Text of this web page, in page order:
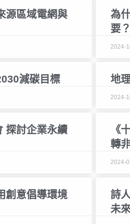
源區域電網與
為
要？
2024-
減碳目標 地
2024-
探討企業永續
《
轉
2024-
創意倡導環境
詩
未